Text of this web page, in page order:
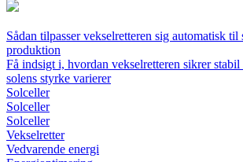
Sådan tilpasser vekselretteren sig automatisk til
produktion
Få indsigt i, hvordan vekselretteren sikrer
solens styrke varierer
Solceller
Solceller
Solceller
Vekselretter
Vedvarende energi